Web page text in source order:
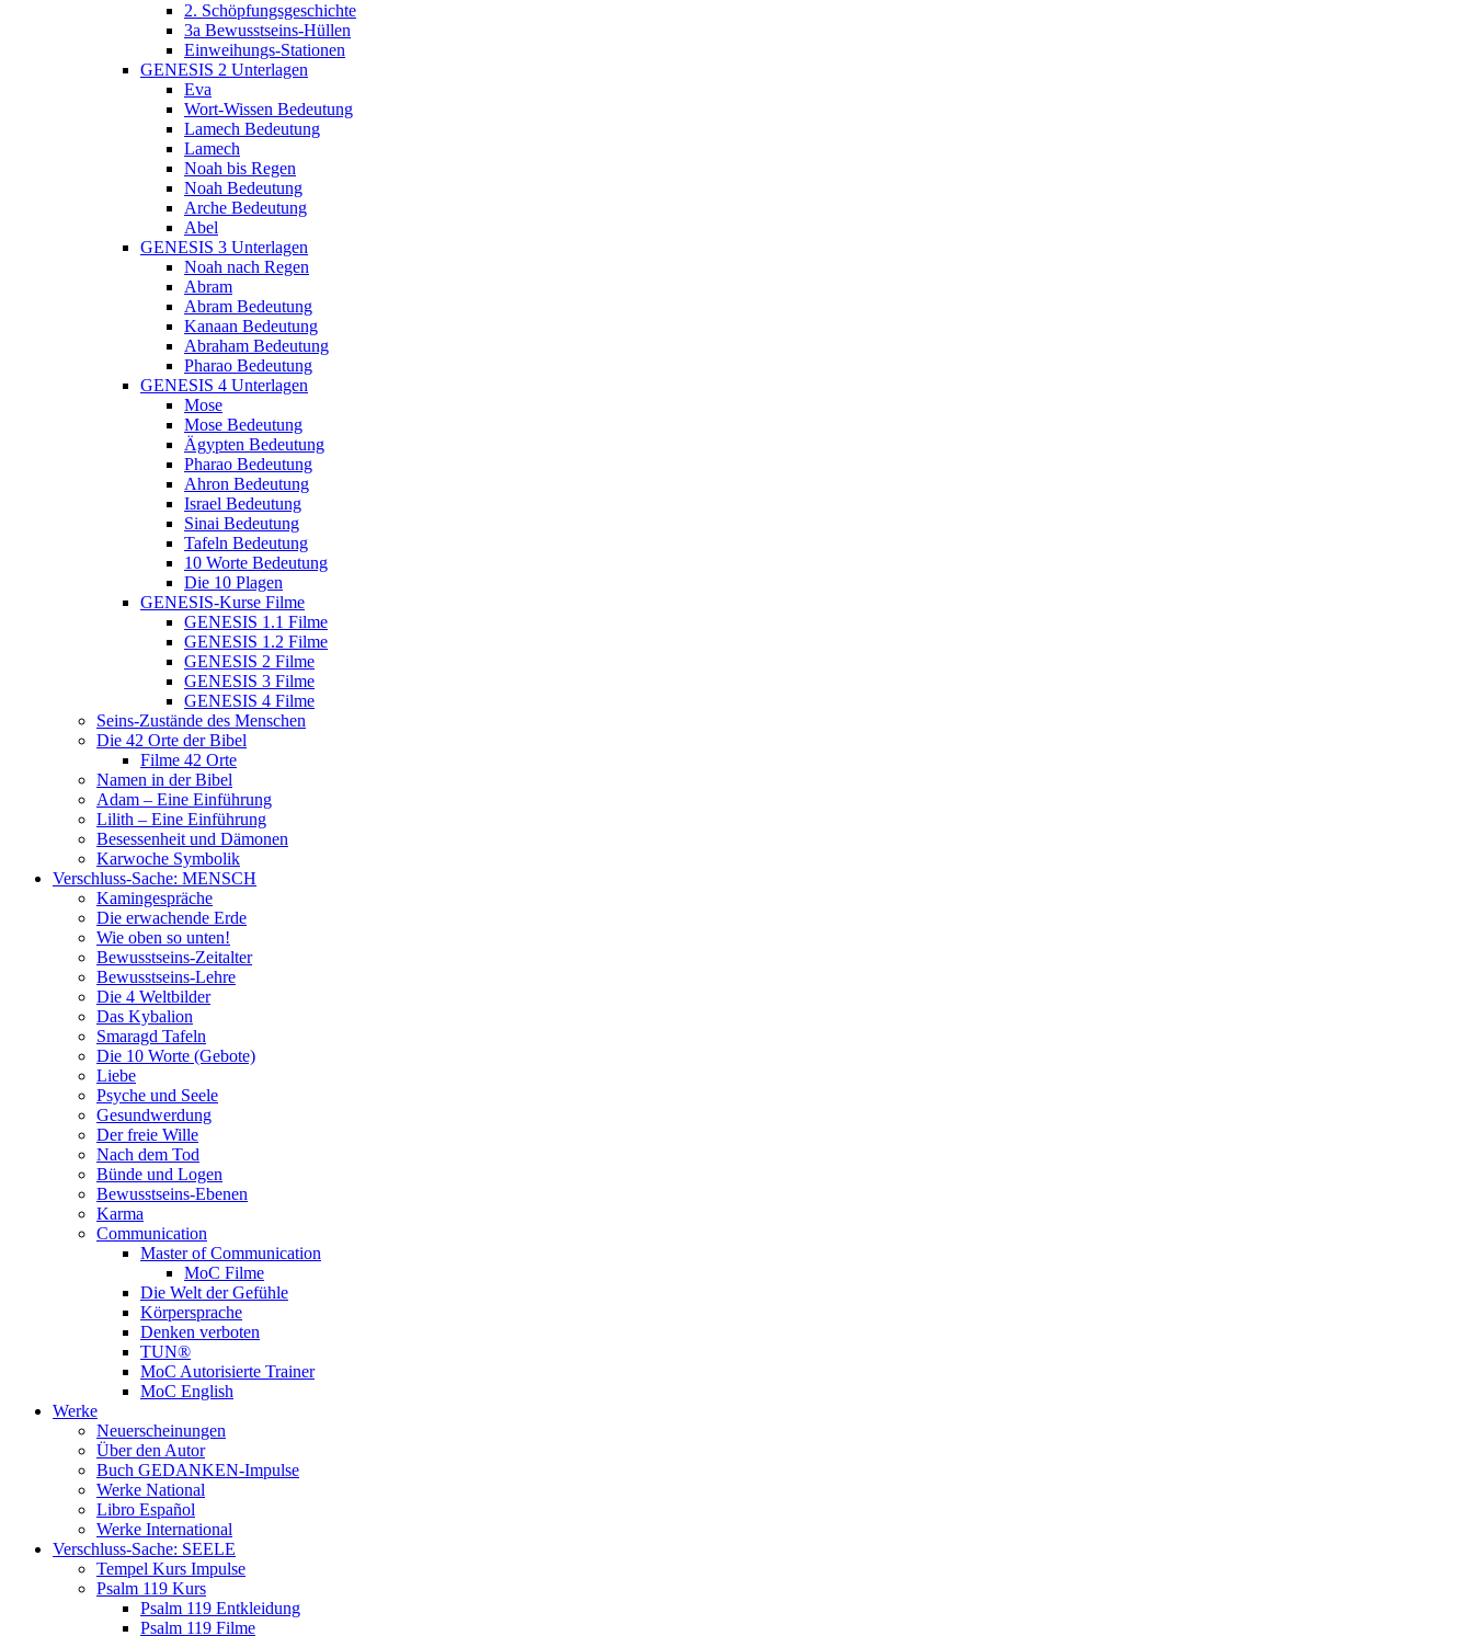
2. Schöpfungsgeschichte
3a Bewusstseins-Hüllen
Einweihungs-Stationen
GENESIS 2 Unterlagen
Eva
Wort-Wissen Bedeutung
Lamech Bedeutung
Lamech
Noah bis Regen
Noah Bedeutung
Arche Bedeutung
Abel
GENESIS 3 Unterlagen
Noah nach Regen
Abram
Abram Bedeutung
Kanaan Bedeutung
Abraham Bedeutung
Pharao Bedeutung
GENESIS 4 Unterlagen
Mose
Mose Bedeutung
Ägypten Bedeutung
Pharao Bedeutung
Ahron Bedeutung
Israel Bedeutung
Sinai Bedeutung
Tafeln Bedeutung
10 Worte Bedeutung
Die 10 Plagen
GENESIS-Kurse Filme
GENESIS 1.1 Filme
GENESIS 1.2 Filme
GENESIS 2 Filme
GENESIS 3 Filme
GENESIS 4 Filme
Seins-Zustände des Menschen
Die 42 Orte der Bibel
Filme 42 Orte
Namen in der Bibel
Adam – Eine Einführung
Lilith – Eine Einführung
Besessenheit und Dämonen
Karwoche Symbolik
Verschluss-Sache: MENSCH
Kamingespräche
Die erwachende Erde
Wie oben so unten!
Bewusstseins-Zeitalter
Bewusstseins-Lehre
Die 4 Weltbilder
Das Kybalion
Smaragd Tafeln
Die 10 Worte (Gebote)
Liebe
Psyche und Seele
Gesundwerdung
Der freie Wille
Nach dem Tod
Bünde und Logen
Bewusstseins-Ebenen
Karma
Communication
Master of Communication
MoC Filme
Die Welt der Gefühle
Körpersprache
Denken verboten
TUN®
MoC Autorisierte Trainer
MoC English
Werke
Neuerscheinungen
Über den Autor
Buch GEDANKEN-Impulse
Werke National
Libro Español
Werke International
Verschluss-Sache: SEELE
Tempel Kurs Impulse
Psalm 119 Kurs
Psalm 119 Entkleidung
Psalm 119 Filme